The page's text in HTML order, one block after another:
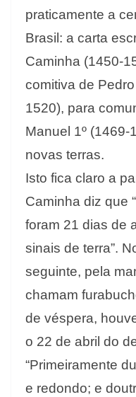
praticamente a
Brasil: a carta
Caminha (1450-
comitiva de
1520), para
Manuel 1º (1469-
novas terras.
Isto fica claro a
Caminha diz que
foram 21 dias de
sinais de terra”.
seguinte, pela
chamam
de véspera,
o 22 de abril do
“Primeiramente
e redondo; e